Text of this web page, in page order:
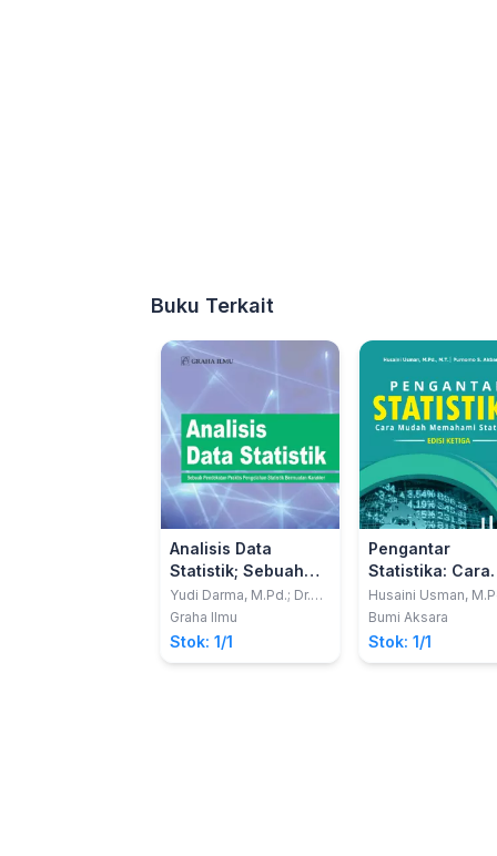
Buku Terkait
Analisis Data
Statistik; Sebuah
Pendekatan Praktis
Pengolahan
Statistik Bermuatan
Karakter
Yudi Darma, M.Pd.; Dr.
Dede Suratman, M.Si.;
Graha Ilmu
Stok: 1/1
Pengantar
Statistika: Cara
Mudah
Statistika
Husaini Usman,
M.T. Dan Purnomo
Bumi Aksara
Stok: 1/1